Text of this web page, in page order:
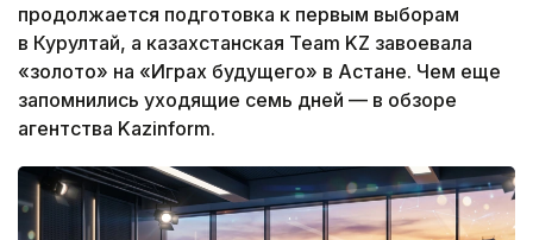
продолжается подготовка к первым выборам
в Курултай, а казахстанская Team KZ завоевала
«золото» на «Играх будущего» в Астане. Чем еще
запомнились уходящие семь дней — в обзоре
агентства Kazinform.